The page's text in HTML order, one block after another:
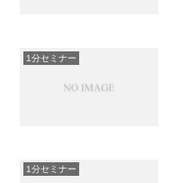
1分セミナー
1分セミナー